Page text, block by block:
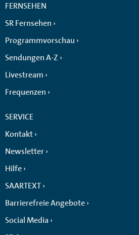
FERNSEHEN
SR Fernsehen
Programmvorschau
Sendungen A-Z
Livestream
Frequenzen
SERVICE
Kontakt
Newsletter
Hilfe
SAARTEXT
Barrierefreie Angebote
Social Media